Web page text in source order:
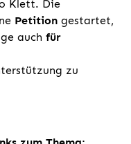
Klett. Die
Petition gestartet,
auch für
zu